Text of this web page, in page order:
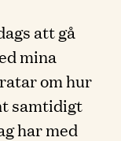
att gå
mina
om hur
samtidigt
har med